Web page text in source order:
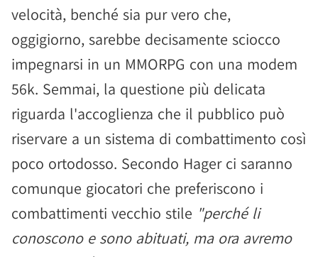
velocità, benché sia pur vero che,
oggigiorno, sarebbe decisamente sciocco
impegnarsi in un MMORPG con una modem
56k. Semmai, la questione più delicata
riguarda l'accoglienza che il pubblico può
riservare a un sistema di combattimento così
poco ortodosso. Secondo Hager ci saranno
comunque giocatori che preferiscono i
combattimenti vecchio stile "perché li
conoscono e sono abituati, ma ora avremo